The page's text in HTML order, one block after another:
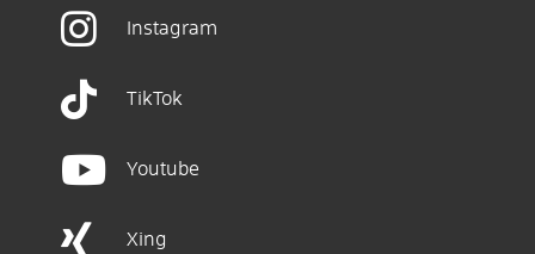
Instagram
TikTok
Youtube
Xing